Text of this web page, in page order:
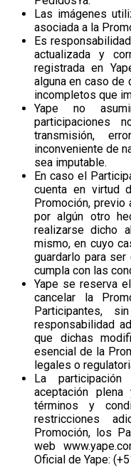
Las imágenes
asociada a la
Es
actualizada y
registrada en
alguna en caso
incompletos que
Yape no
participaciones
transmisión,
inconveniente de
sea imputable.
En caso el
cuenta en virtud
Promoción,
por algún otro
realizarse dicho
mismo, en cuyo
guardarlo para
cumpla con las
Yape se reserva
cancelar la
Participantes,
responsabilidad
que dichas
esencial de la
legales o
La
aceptación
términos y
restricciones
Promoción, los
web
Oficial de Yape: